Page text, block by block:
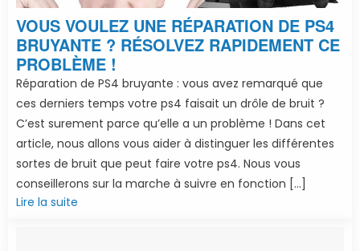
VOUS VOULEZ UNE RÉPARATION DE PS4
BRUYANTE ? RÉSOLVEZ RAPIDEMENT CE
PROBLÈME !
Réparation de PS4 bruyante : vous avez remarqué que
ces derniers temps votre ps4 faisait un drôle de bruit ?
C’est surement parce qu’elle a un problème ! Dans cet
article, nous allons vous aider à distinguer les différentes
sortes de bruit que peut faire votre ps4. Nous vous
conseillerons sur la marche à suivre en fonction […]
Lire la suite